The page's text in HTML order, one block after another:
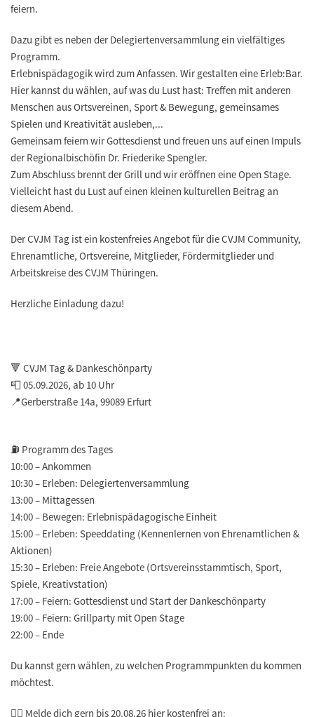
feiern.
Dazu gibt es neben der Delegiertenversammlung ein vielfältiges
Programm.
Erlebnispädagogik wird zum Anfassen. Wir gestalten eine Erleb:Bar.
Hier kannst du wählen, auf was du Lust hast: Treffen mit anderen
Menschen aus Ortsvereinen, Sport & Bewegung, gemeinsames
Spielen und Kreativität ausleben,...
Gemeinsam feiern wir Gottesdienst und freuen uns auf einen Impuls
der Regionalbischöfin Dr. Friederike Spengler.
Zum Abschluss brennt der Grill und wir eröffnen eine Open Stage.
Vielleicht hast du Lust auf einen kleinen kulturellen Beitrag an
diesem Abend.
Der CVJM Tag ist ein kostenfreies Angebot für die CVJM Community,
Ehrenamtliche, Ortsvereine, Mitglieder, Fördermitglieder und
Arbeitskreise des CVJM Thüringen.
Herzliche Einladung dazu!
🔻 CVJM Tag & Dankeschönparty
📮 05.09.2026, ab 10 Uhr
📍Gerberstraße 14a, 99089 Erfurt
⛽️ Programm des Tages
10:00 – Ankommen
10:30 – Erleben: Delegiertenversammlung
13:00 – Mittagessen
14:00 – Bewegen: Erlebnispädagogische Einheit
15:00 – Erleben: Speeddating (Kennenlernen von Ehrenamtlichen &
Aktionen)
15:30 – Erleben: Freie Angebote (Ortsvereinsstammtisch, Sport,
Spiele, Kreativstation)
17:00 – Feiern: Gottesdienst und Start der Dankeschönparty
19:00 – Feiern: Grillparty mit Open Stage
22:00 – Ende
Du kannst gern wählen, zu welchen Programmpunkten du kommen
möchtest.
🐦‍🔥 Melde dich gern bis 20.08.26 hier kostenfrei an: